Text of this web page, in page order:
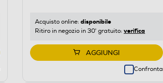
Acquisto online: disponibile
Ritiro in negozio in 30' gratuito: verifica
AGGIUNGI
Confronta